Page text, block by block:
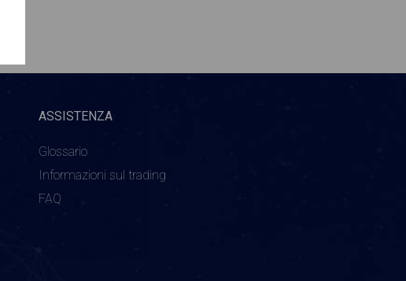
ASSISTENZA
Glossario
Informazioni sul trading
FAQ